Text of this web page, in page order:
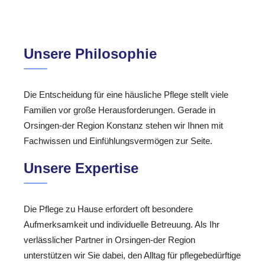
Unsere Philosophie
Die Entscheidung für eine häusliche Pflege stellt viele
Familien vor große Herausforderungen. Gerade in
Orsingen-der Region Konstanz stehen wir Ihnen mit
Fachwissen und Einfühlungsvermögen zur Seite.
Unsere Expertise
Die Pflege zu Hause erfordert oft besondere
Aufmerksamkeit und individuelle Betreuung. Als Ihr
verlässlicher Partner in Orsingen-der Region
unterstützen wir Sie dabei, den Alltag für pflegebedürftige